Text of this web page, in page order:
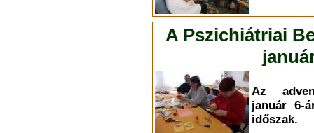
A Pszichiátriai
Az
január 6-
időszak.